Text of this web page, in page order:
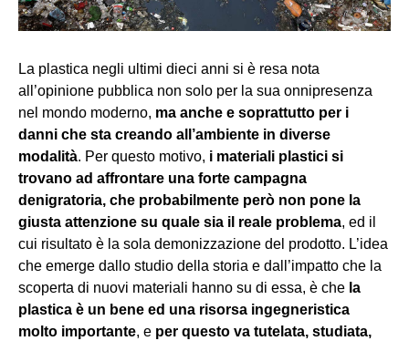
La plastica negli ultimi dieci anni si è resa nota
all’opinione pubblica non solo per la sua onnipresenza
nel mondo moderno, ma anche e soprattutto per i
danni che sta creando all’ambiente in diverse
modalità. Per questo motivo, i materiali plastici si
trovano ad affrontare una forte campagna
denigratoria, che probabilmente però non pone la
giusta attenzione su quale sia il reale problema, ed il
cui risultato è la sola demonizzazione del prodotto. L’idea
che emerge dallo studio della storia e dall’impatto che la
scoperta di nuovi materiali hanno su di essa, è che la
plastica è un bene ed una risorsa ingegneristica
molto importante, e per questo va tutelata, studiata,